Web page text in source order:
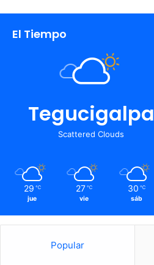
El Tiempo
Tegucigalpa
Scattered Clouds
29 ℃
jue
27 ℃
vie
30 ℃
sáb
Popular